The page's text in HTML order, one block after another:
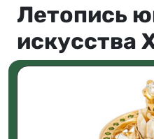
Летопись
искусства